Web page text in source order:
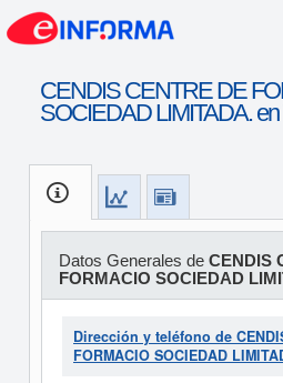
CENDIS CENTRE DE
SOCIEDAD LIMITADA. en
Datos Generales de CENDIS
FORMACIO SOCIEDAD
Dirección y teléfono de
FORMACIO SOCIEDAD